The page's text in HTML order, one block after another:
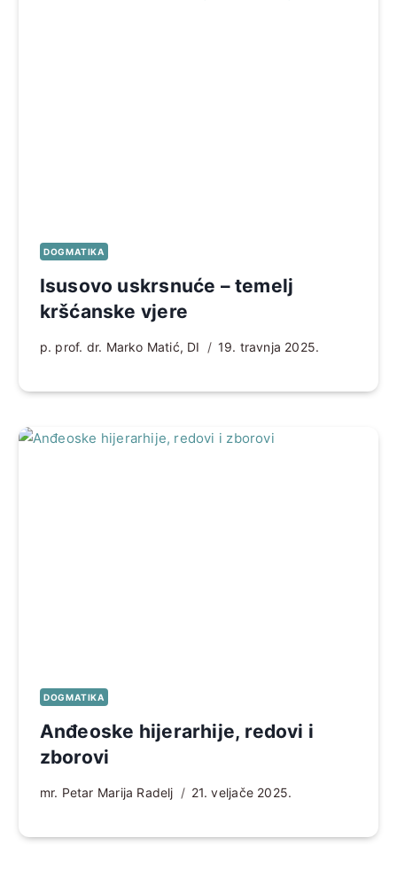
DOGMATIKA
Isusovo uskrsnuće – temelj
kršćanske vjere
p. prof. dr. Marko Matić, DI 19. travnja 2025.
DOGMATIKA
Anđeoske hijerarhije, redovi i
zborovi
mr. Petar Marija Radelj 21. veljače 2025.